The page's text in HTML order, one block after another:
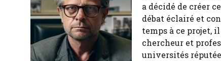
a décidé de créer
débat éclairé et
temps à ce projet,
chercheur et
universités